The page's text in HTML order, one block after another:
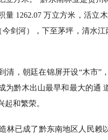
量 1262.07 万立方米，活立
剑河），下至茅坪，清水江
，朝廷在锦屏开设“木市”
黔木出山最早和最大的通
和繁荣。
已成了黔东南地区人民赖